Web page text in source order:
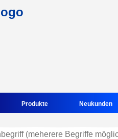
Produkte Neukunden